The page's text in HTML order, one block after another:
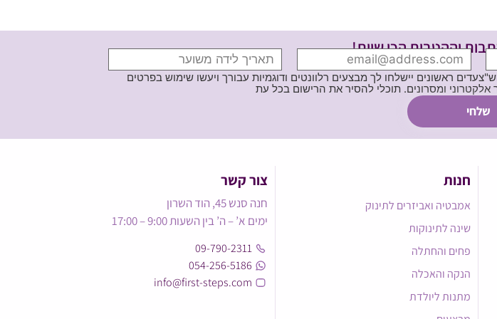
וההטבות הכי שוות!
ראשונים יישלחו לך מבצעים רלוונטים ודוגמיות עבורך ויעשו שימוש בפרטים
להסיר את הרישום בכל עת
חנות
אמבטיה ואביזרים לתינוק
שינה לתינוקות
פחים והחתלה
הנקה והאכלה
מתנות ליולדת
צור קשר
חנה סנש 45, הוד השרון
ימים א’ – ה’ בין השעות 9:00 – 17:00
09-790-2311
054-256-5186
info@first-steps.com